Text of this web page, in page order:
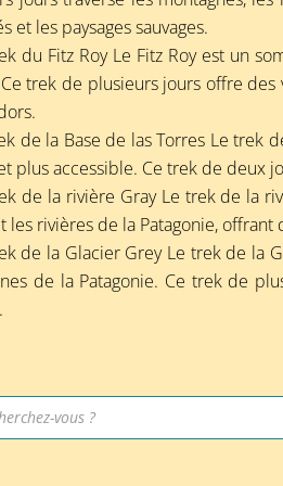
et les paysages sauvages.
du Fitz Roy Le Fitz Roy est un
trek de plusieurs jours offre des
de la Base de las Torres Le trek
plus accessible. Ce trek de deux
de la rivière Gray Le trek de la
les rivières de la Patagonie, offrant
de la Glacier Grey Le trek de la
de la Patagonie. Ce trek de